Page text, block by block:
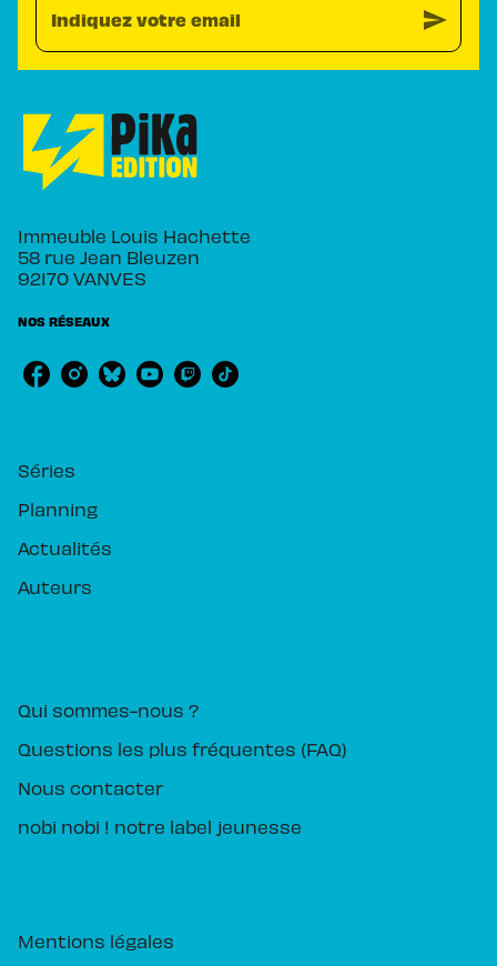
Indiquez votre email send
Immeuble Louis Hachette
58 rue Jean Bleuzen
92170 VANVES
NOS RÉSEAUX
Séries
Planning
Actualités
Auteurs
Qui sommes-nous ?
Questions les plus fréquentes (FAQ)
Nous contacter
nobi nobi ! notre label jeunesse
Mentions légales